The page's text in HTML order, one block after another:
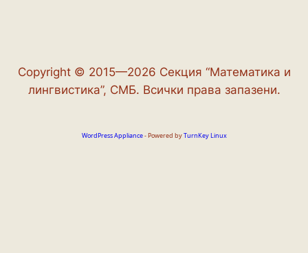
Copyright © 2015—2026 Секция “Математика и
лингвистика”, СМБ. Всички права запазени.
WordPress Appliance- Powered byTurnKey Linux